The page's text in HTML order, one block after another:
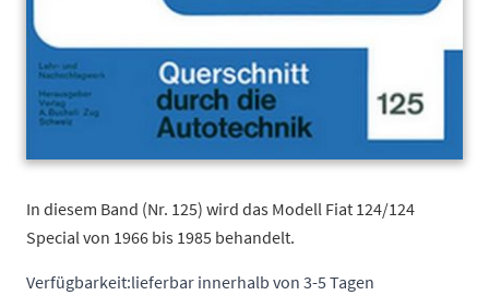
In diesem Band (Nr. 125) wird das Modell Fiat 124/124
Special von 1966 bis 1985 behandelt.
Verfügbarkeit:lieferbar innerhalb von 3-5 Tagen